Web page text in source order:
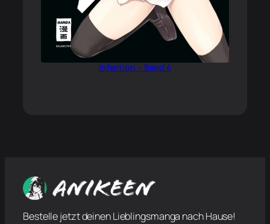
Infection – Band 4
Bestelle jetzt deinen Lieblingsmanga nach Hause!